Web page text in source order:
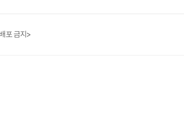
포 금지>